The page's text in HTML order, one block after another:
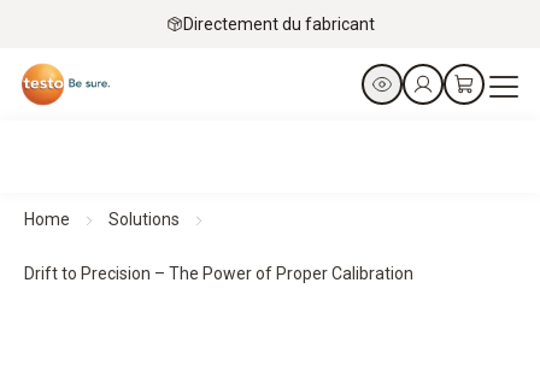
Directement du fabricant
Home Solutions
Drift to Precision – The Power of Proper Calibration